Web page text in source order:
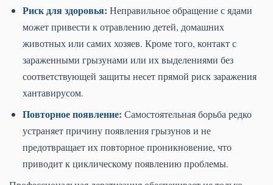
Риск для здоровья: Неправильное обращение с ядами
может привести к отравлению детей, домашних
животных или самих хозяев. Кроме того, контакт с
зараженными грызунами или их выделениями без
соответствующей защиты несет прямой риск заражения
хантавирусом.
Повторное появление: Самостоятельная борьба редко
устраняет причину появления грызунов и не
предотвращает их повторное проникновение, что
приводит к циклическому появлению проблемы.